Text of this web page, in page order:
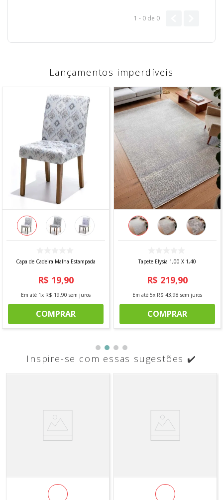
1 - 0 de 0
Lançamentos imperdíveis
Capa de Cadeira Malha Estampada
R$ 19,90
Em até 1x R$ 19,90 sem juros
COMPRAR
Tapete Elysia 1,00 X 1,40
R$ 219,90
Em até 5x R$ 43,98 sem juros
COMPRAR
Inspire-se com essas sugestões ✔️